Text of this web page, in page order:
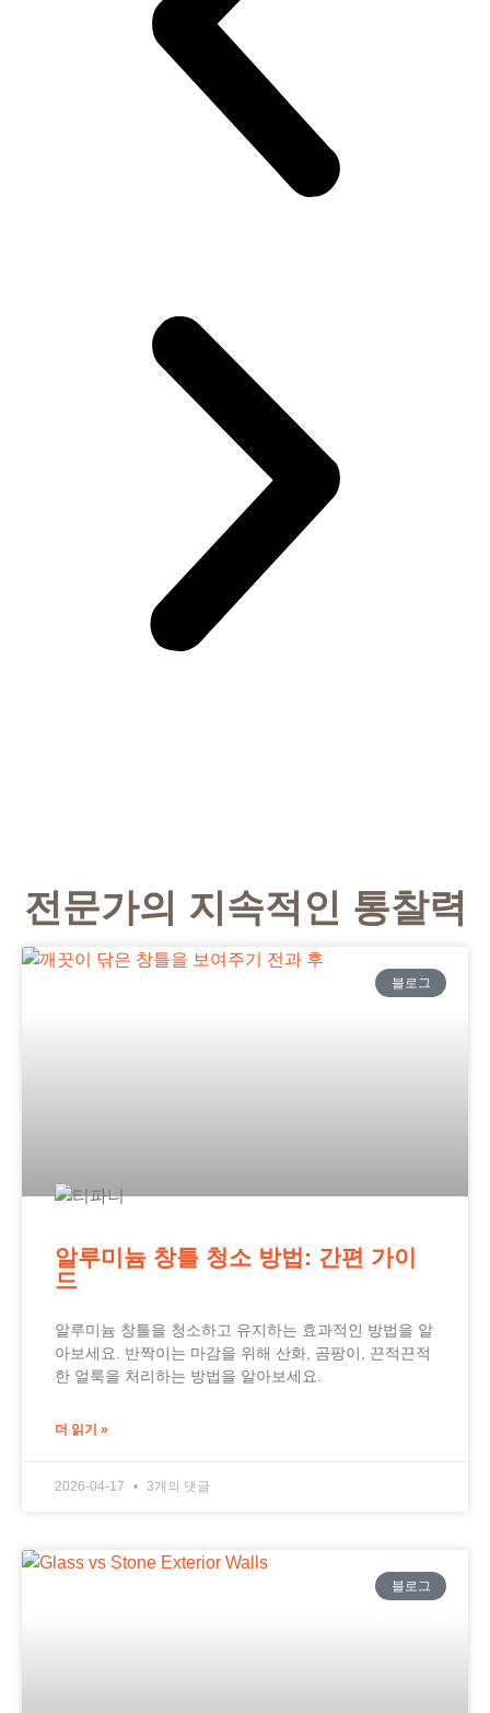
전문가의 지속적인 통찰력
블로그
알루미늄 창틀 청소 방법: 간편 가이
드
알루미늄 창틀을 청소하고 유지하는 효과적인 방법을 알
아보세요. 반짝이는 마감을 위해 산화, 곰팡이, 끈적끈적
한 얼룩을 처리하는 방법을 알아보세요.
더 읽기 »
2026-04-17 3개의 댓글
블로그